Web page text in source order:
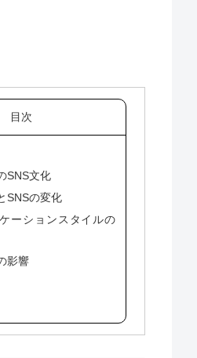
目次
SNS文化
SNSの変化
ーションスタイルの
影響